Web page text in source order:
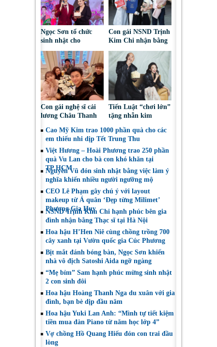
Ngọc Sơn tổ chức
sinh nhật cho
Phương Thanh ngay
trên sân khấu Bắc
Ninh
Con gái NSND Trịnh
Kim Chi nhận bằng
Tốt nghiệp ngành
Hàng không
Con gái nghệ sĩ cải
lương Châu Thanh
cảm với Võ Minh
Lâm
Tiến Luật “chơi lớn”
tặng nhẫn kim
Trang kỷ niệm 15
năm ngày cưới
Cao Mỹ Kim trao 1000 phần quà cho các
em thiếu nhi dịp Tết Trung Thu
Việt Hương – Hoài Phương trao 250 phần
quà Vu Lan cho bà con khó khăn tại
TP.HCM
Nguyên Vũ đón sinh nhật bằng việc làm ý
nghĩa khiến nhiều người ngưỡng mộ
CEO Lê Phạm gây chú ý với layout
makeup từ Á quân ‘Đẹp từng Milimet’
Phương Gia Huy
NSND Trịnh Kim Chi hạnh phúc bên gia
đình nhận bằng Thạc sĩ tại Hà Nội
Hoa hậu H’Hen Niê cùng chồng trồng 700
cây xanh tại Vườn quốc gia Cúc Phương
Bịt mắt đánh bóng bàn, Ngọc Sơn khiến
nhà vô địch Satoshi Aida ngỡ ngàng
“Mẹ bỉm” Sam hạnh phúc mừng sinh nhật
2 con sinh đôi
Hoa hậu Hoàng Thanh Nga du xuân với gia
đình, bạn bè dịp đầu năm
Hoa hậu Yuki Lan Anh: “Mình tự tiết kiệm
tiền mua đàn Piano từ năm học lớp 4”
Vợ chồng Hồ Quang Hiếu đón con trai đầu
lòng